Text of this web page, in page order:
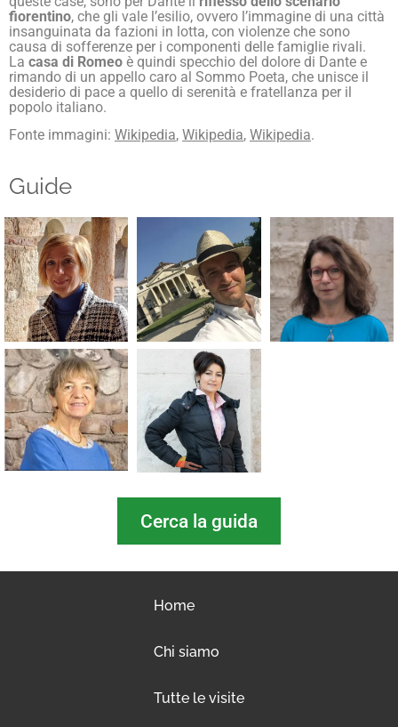
fiorentino, che gli vale l’esilio, ovvero l’immagine di una città
insanguinata da fazioni in lotta, con violenze che sono
causa di sofferenze per i componenti delle famiglie rivali.
La casa di Romeo è quindi specchio del dolore di Dante e
rimando di un appello caro al Sommo Poeta, che unisce il
desiderio di pace a quello di serenità e fratellanza per il
popolo italiano.
Fonte immagini: Wikipedia, Wikipedia, Wikipedia.
Guide
Cerca la guida
Home
Chi siamo
Tutte le visite